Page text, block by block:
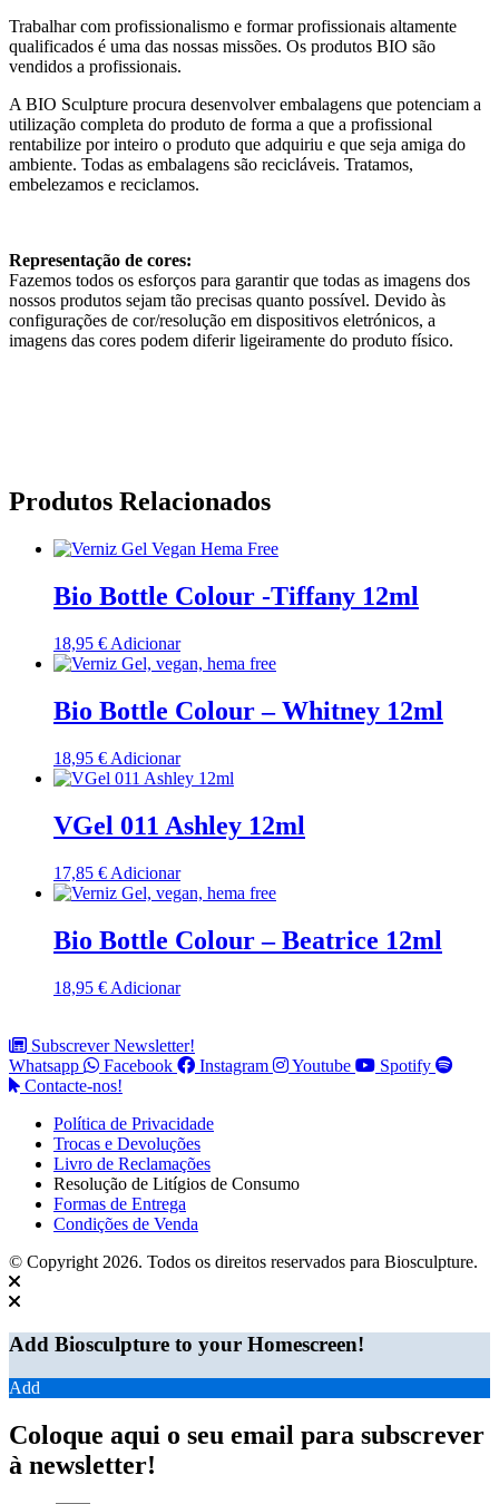
Trabalhar com profissionalismo e formar profissionais altamente
qualificados é uma das nossas missões. Os produtos BIO são
vendidos a profissionais.
A BIO Sculpture procura desenvolver embalagens que potenciam a
utilização completa do produto de forma a que a profissional
rentabilize por inteiro o produto que adquiriu e que seja amiga do
ambiente. Todas as embalagens são recicláveis. Tratamos,
embelezamos e reciclamos.
Representação de cores:
Fazemos todos os esforços para garantir que todas as imagens dos
nossos produtos sejam tão precisas quanto possível. Devido às
configurações de cor/resolução em dispositivos eletrónicos, a
imagens das cores podem diferir ligeiramente do produto físico.
Produtos Relacionados
Bio Bottle Colour -Tiffany 12ml
18,95 € Adicionar
Bio Bottle Colour – Whitney 12ml
18,95 € Adicionar
VGel 011 Ashley 12ml
17,85 € Adicionar
Bio Bottle Colour – Beatrice 12ml
18,95 € Adicionar
Subscrever Newsletter!
Whatsapp
Facebook Instagram Youtube
Spotify
Contacte-nos!
Política de Privacidade
Trocas e Devoluções
Livro de Reclamações
Resolução de Litígios de Consumo
Formas de Entrega
Condições de Venda
© Copyright 2026. Todos os direitos reservados para Biosculpture.
Add Biosculpture to your Homescreen!
Add
Coloque aqui o seu email para subscrever
à newsletter!